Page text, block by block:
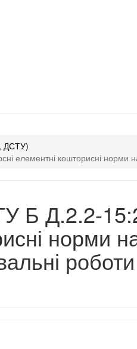
ДСТУ)
елементні кошторисні норми
Б Д.2.2-
норми